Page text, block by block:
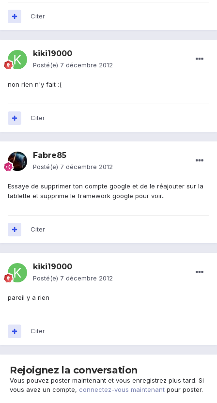
Citer
kiki19000
Posté(e) 7 décembre 2012
non rien n'y fait :(
Citer
Fabre85
Posté(e) 7 décembre 2012
Essaye de supprimer ton compte google et de le réajouter sur la
tablette et supprime le framework google pour voir..
Citer
kiki19000
Posté(e) 7 décembre 2012
pareil y a rien
Citer
Rejoignez la conversation
Vous pouvez poster maintenant et vous enregistrez plus tard. Si
vous avez un compte, connectez-vous maintenant pour poster.